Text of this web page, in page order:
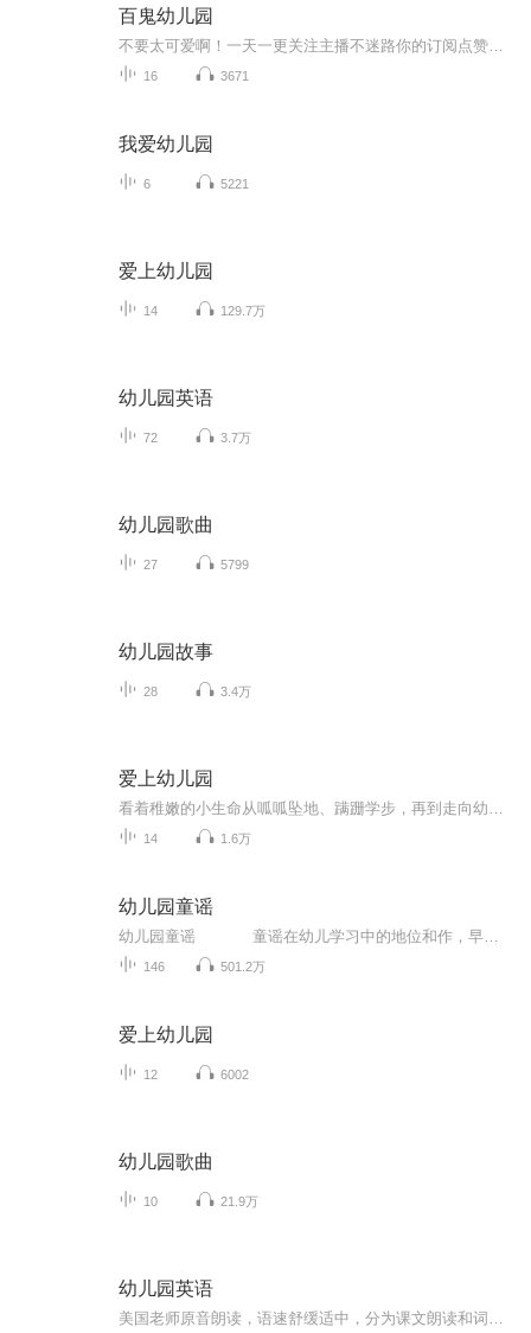
百鬼幼儿园
16 3671
我爱幼儿园
6 5221
爱上幼儿园
14 129.7万
幼儿园英语
72 3.7万
幼儿园歌曲
27 5799
幼儿园故事
28 3.4万
爱上幼儿园
14 1.6万
幼儿园童谣
146 501.2万
爱上幼儿园
12 6002
幼儿园歌曲
10 21.9万
幼儿园英语